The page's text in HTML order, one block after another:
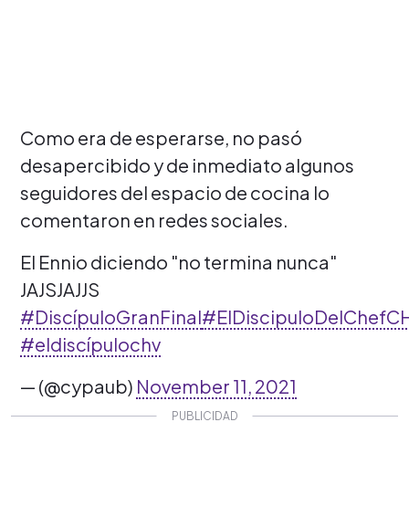
Como era de esperarse, no pasó
desapercibido y de inmediato algunos
seguidores del espacio de cocina lo
comentaron en redes sociales.
El Ennio diciendo "no termina nunca"
JAJSJAJJS
#DiscípuloGranFinal
#eldiscípulochv
— (@cypaub) November 11, 2021